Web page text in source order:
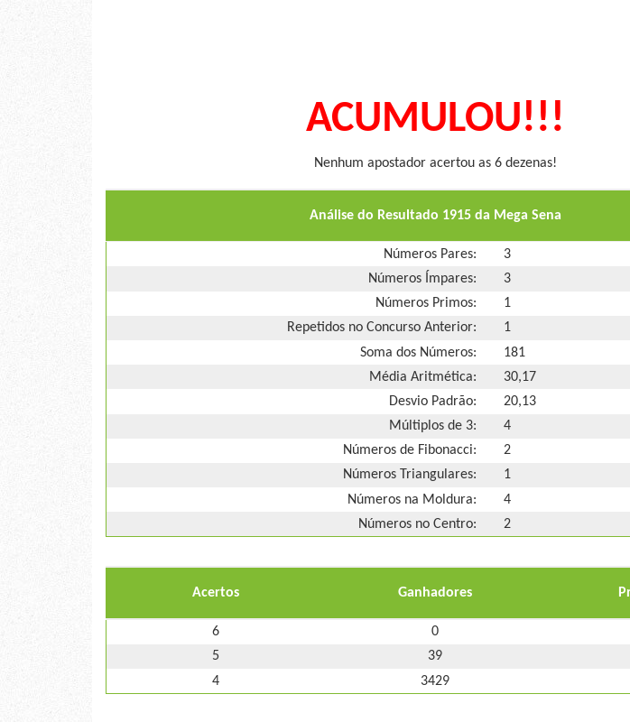
ACUMULOU!!!
Nenhum apostador acertou as 6 dezenas!
Análise do Resultado 1915 da Mega Sena
Números Pares:
3
Números Ímpares:
3
Números Primos:
1
Repetidos no Concurso Anterior:
1
Soma dos Números:
181
Média Aritmética:
30,17
Desvio Padrão:
20,13
Múltiplos de 3:
4
Números de Fibonacci:
2
Números Triangulares:
1
Números na Moldura:
4
Números no Centro:
2
Acertos Ganhadores
6 0
5
39
4
3429